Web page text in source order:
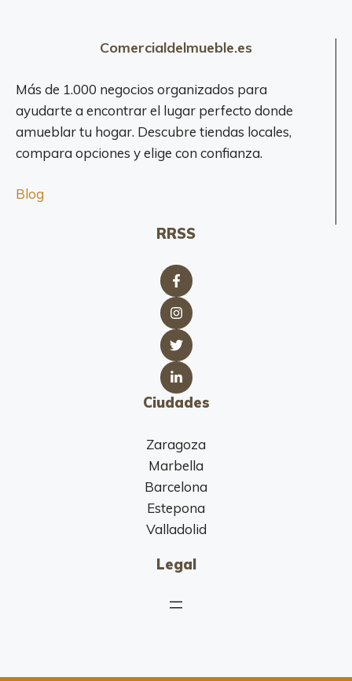
Comercialdelmueble.es
Más de 1.000 negocios organizados para
ayudarte a encontrar el lugar perfecto donde
amueblar tu hogar. Descubre tiendas locales,
compara opciones y elige con confianza.
Blog
RRSS
Ciudades
Zaragoza
Marbella
Barcelona
Estepona
Valladolid
Legal